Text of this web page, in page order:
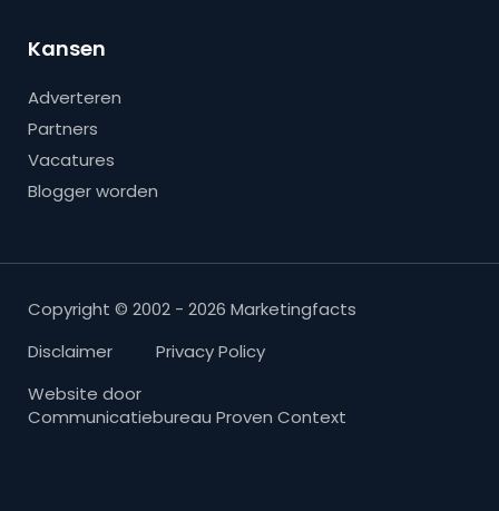
Kansen
Adverteren
Partners
Vacatures
Blogger worden
Copyright © 2002 - 2026 Marketingfacts
Disclaimer
Privacy Policy
Website door
Communicatiebureau Proven Context